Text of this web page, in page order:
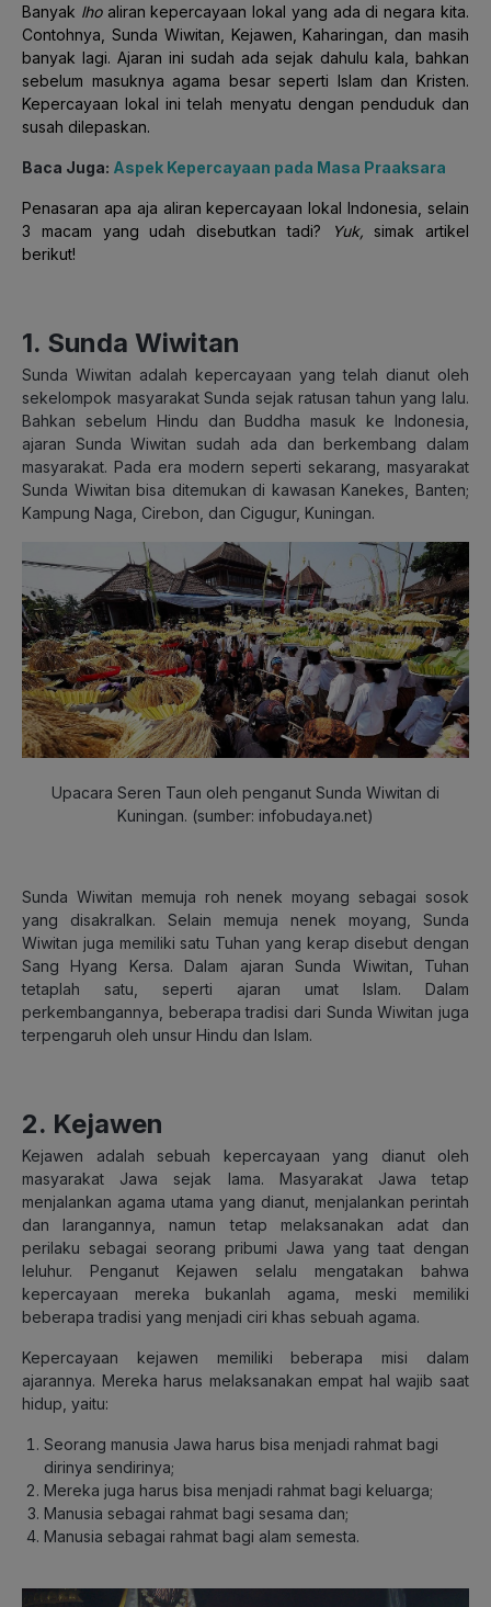
Banyak lhoaliran kepercayaan lokal yang ada di negara kita.
Contohnya, Sunda Wiwitan, Kejawen, Kaharingan, dan masih
banyak lagi. Ajaran ini sudah ada sejak dahulu kala, bahkan
sebelum masuknya agama besar seperti Islam dan Kristen.
Kepercayaan lokal ini telah menyatu dengan penduduk dan
susah dilepaskan.
Baca Juga: Aspek Kepercayaan pada Masa Praaksara
Penasaran apa aja aliran kepercayaan lokal Indonesia, selain
3 macam yang udah disebutkan tadi?
Yuk, simak artikel
berikut!
1. Sunda Wiwitan
Sunda Wiwitan adalah kepercayaan yang telah dianut oleh
sekelompok masyarakat Sunda sejak ratusan tahun yang lalu.
Bahkan sebelum Hindu dan Buddha masuk ke Indonesia,
ajaran Sunda Wiwitan sudah ada dan berkembang dalam
masyarakat. Pada era modern seperti sekarang, masyarakat
Sunda Wiwitan bisa ditemukan di kawasan Kanekes, Banten;
Kampung Naga, Cirebon, dan Cigugur, Kuningan.
Upacara Seren Taun oleh penganut Sunda Wiwitan di
Kuningan. (sumber: infobudaya.net)
Sunda Wiwitan memuja roh nenek moyang sebagai sosok
yang disakralkan. Selain memuja nenek moyang, Sunda
Wiwitan juga memiliki satu Tuhan yang kerap disebut dengan
Sang Hyang Kersa. Dalam ajaran Sunda Wiwitan, Tuhan
tetaplah satu, seperti ajaran umat Islam. Dalam
perkembangannya, beberapa tradisi dari Sunda Wiwitan juga
terpengaruh oleh unsur Hindu dan Islam.
2. Kejawen
Kejawen adalah sebuah kepercayaan yang dianut oleh
masyarakat Jawa sejak lama. Masyarakat Jawa tetap
menjalankan agama utama yang dianut, menjalankan perintah
dan larangannya, namun tetap melaksanakan adat dan
perilaku sebagai seorang pribumi Jawa yang taat dengan
leluhur. Penganut Kejawen selalu mengatakan bahwa
kepercayaan mereka bukanlah agama, meski memiliki
beberapa tradisi yang menjadi ciri khas sebuah agama.
Kepercayaan kejawen memiliki beberapa misi dalam
ajarannya. Mereka harus melaksanakan empat hal wajib saat
hidup, yaitu:
Seorang manusia Jawa harus bisa menjadi rahmat bagi
dirinya sendirinya;
Mereka juga harus bisa menjadi rahmat bagi keluarga;
Manusia sebagai rahmat bagi sesama dan;
Manusia sebagai rahmat bagi alam semesta.